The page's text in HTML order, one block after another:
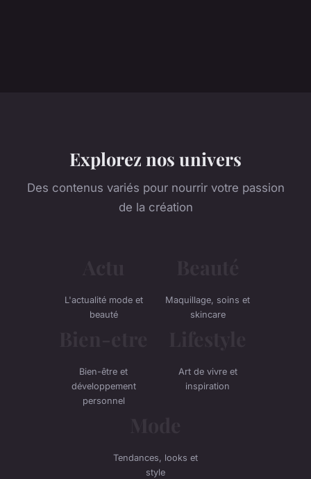
Explorez nos univers
Des contenus variés pour nourrir votre passion
de la création
L'actualité mode et
beauté
Maquillage, soins et
skincare
Bien-être et
développement
personnel
Art de vivre et
inspiration
Tendances, looks et
style